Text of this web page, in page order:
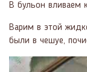
В бульон вливаем
Варим в этой
были в чешуе,